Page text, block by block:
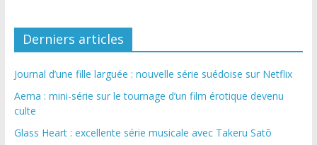
Derniers articles
Journal d’une fille larguée : nouvelle série suédoise sur Netflix
Aema : mini-série sur le tournage d’un film érotique devenu
culte
Glass Heart : excellente série musicale avec Takeru Satō